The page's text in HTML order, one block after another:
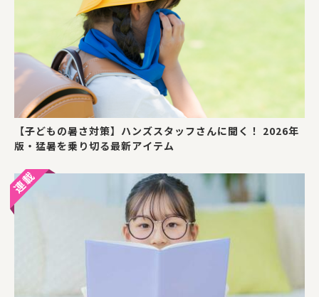
【子どもの暑さ対策】ハンズスタッフさんに聞く！ 2026年
版・猛暑を乗り切る最新アイテム